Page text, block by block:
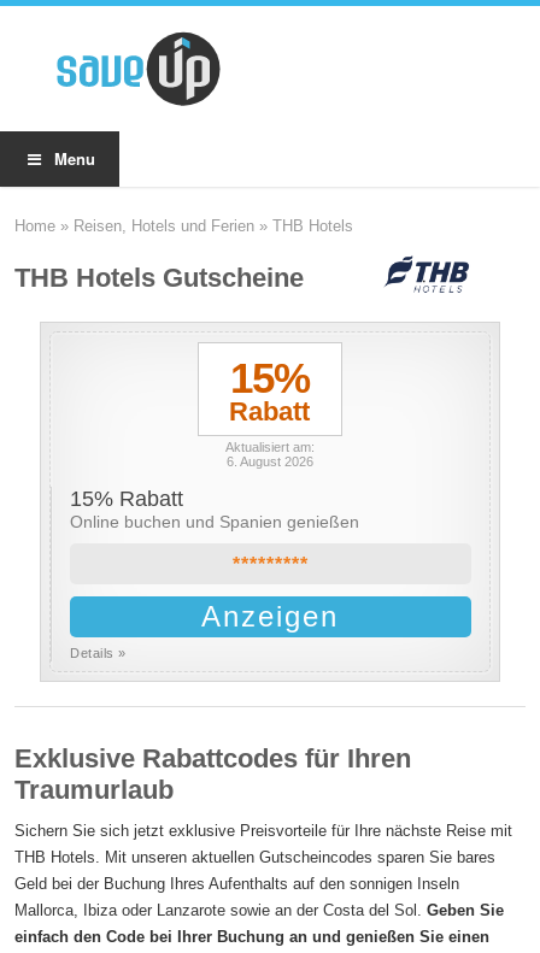
Menu
Home » Reisen, Hotels und Ferien »THB Hotels
THB Hotels Gutscheine
15%
Rabatt
Aktualisiert am:
6. August 2026
15% Rabatt
Online buchen und Spanien genießen
*********
Anzeigen
Details »
Exklusive Rabattcodes für Ihren
Traumurlaub
Sichern Sie sich jetzt exklusive Preisvorteile für Ihre nächste Reise mit
THB Hotels. Mit unseren aktuellen Gutscheincodes sparen Sie bares
Geld bei der Buchung Ihres Aufenthalts auf den sonnigen Inseln
Mallorca, Ibiza oder Lanzarote sowie an der Costa del Sol.Geben Sie
einfach den Code bei Ihrer Buchung an und genießen Sie einen